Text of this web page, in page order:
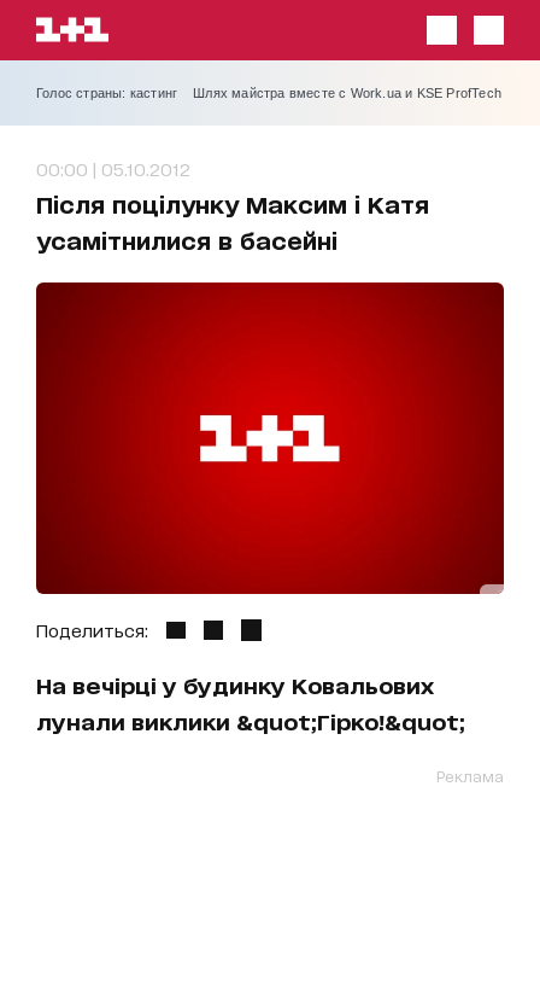
Голос страны: кастинг Шлях майстра вместе с Work.ua и KSE ProfTech
00:00 | 05.10.2012
Після поцілунку Максим і Катя
усамітнилися в басейні
Поделиться:
На вечірці у будинку Ковальових
лунали виклики &quot;Гірко!&quot;
Реклама